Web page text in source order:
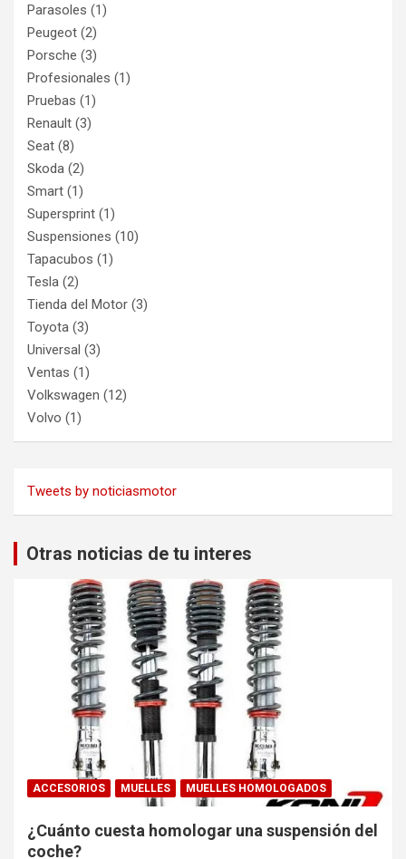
Parasoles (1)
Peugeot (2)
Porsche (3)
Profesionales (1)
Pruebas (1)
Renault (3)
Seat (8)
Skoda (2)
Smart (1)
Supersprint (1)
Suspensiones (10)
Tapacubos (1)
Tesla (2)
Tienda del Motor (3)
Toyota (3)
Universal (3)
Ventas (1)
Volkswagen (12)
Volvo (1)
Tweets by noticiasmotor
Otras noticias de tu interes
ACCESORIOS MUELLES MUELLES HOMOLOGADOS
¿Cuánto cuesta homologar una suspensión del
coche?